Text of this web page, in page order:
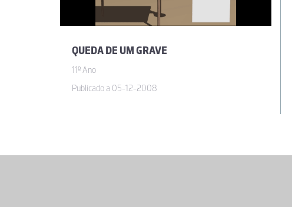
QUEDA DE UM GRAVE
11º Ano
Publicado a 05-12-2008